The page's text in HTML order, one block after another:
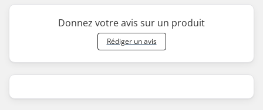
Donnez votre avis sur un produit
Rédiger un avis